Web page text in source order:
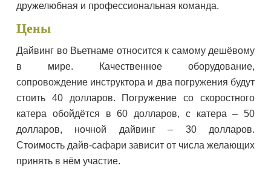
дружелюбная и профессиональная команда.
Цены
Дайвинг во Вьетнаме относится к самому дешёвому
в мире. Качественное оборудование,
сопровождение инструктора и два погружения будут
стоить 40 долларов. Погружение со скоростного
катера обойдётся в 60 долларов, с катера – 50
долларов, ночной дайвинг – 30 долларов.
Стоимость дайв-сафари зависит от числа желающих
принять в нём участие.